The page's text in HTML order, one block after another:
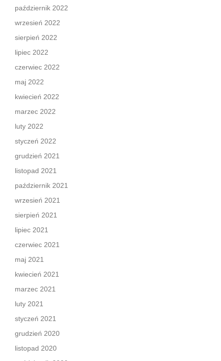
październik 2022
wrzesień 2022
sierpień 2022
lipiec 2022
czerwiec 2022
maj 2022
kwiecień 2022
marzec 2022
luty 2022
styczeń 2022
grudzień 2021
listopad 2021
październik 2021
wrzesień 2021
sierpień 2021
lipiec 2021
czerwiec 2021
maj 2021
kwiecień 2021
marzec 2021
luty 2021
styczeń 2021
grudzień 2020
listopad 2020